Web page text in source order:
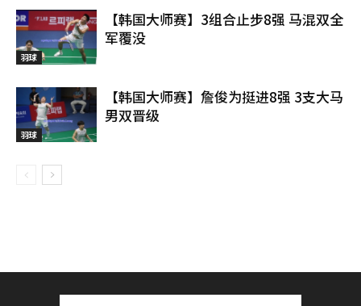
羽球
【韩国大师赛】3组合止步8强 马混双全
军覆没
羽球
【韩国大师赛】詹俊为挺进8强 3支大马
男双晋级